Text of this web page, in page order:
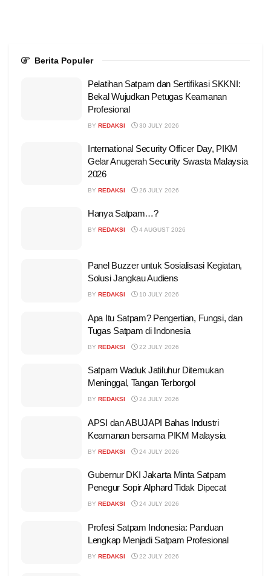
Berita Populer
Pelatihan Satpam dan Sertifikasi SKKNI:
Bekal Wujudkan Petugas Keamanan
Profesional
BY REDAKSI 30 JULY 2026
International Security Officer Day, PIKM
Gelar Anugerah Security Swasta Malaysia
2026
BY REDAKSI 26 JULY 2026
Hanya Satpam…?
BY REDAKSI 4 AUGUST 2026
Panel Buzzer untuk Sosialisasi Kegiatan,
Solusi Jangkau Audiens
BY REDAKSI 10 JULY 2026
Apa Itu Satpam? Pengertian, Fungsi, dan
Tugas Satpam di Indonesia
BY REDAKSI 22 JULY 2026
Satpam Waduk Jatiluhur Ditemukan
Meninggal, Tangan Terborgol
BY REDAKSI 24 JULY 2026
APSI dan ABUJAPI Bahas Industri
Keamanan bersama PIKM Malaysia
BY REDAKSI 24 JULY 2026
Gubernur DKI Jakarta Minta Satpam
Penegur Sopir Alphard Tidak Dipecat
BY REDAKSI 24 JULY 2026
Profesi Satpam Indonesia: Panduan
Lengkap Menjadi Satpam Profesional
BY REDAKSI 22 JULY 2026